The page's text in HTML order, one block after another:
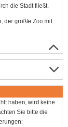
die Stadt fließt.
der größte Zoo mit
haben, wird keine
Sie bitte die